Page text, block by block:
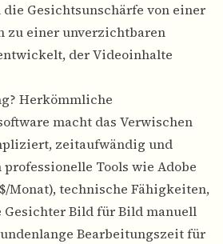
Gesichtsunschärfe von einer
zu einer unverzichtbaren
der Videoinhalte
Herkömmliche
macht das Verwischen
zeitaufwändig und
Tools wie Adobe
Monat), technische Fähigkeiten,
Gesichter Bild für Bild manuell
Bearbeitungszeit für